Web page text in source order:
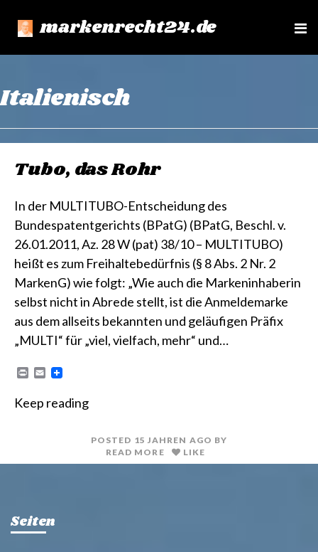
markenrecht24.de
e
Italienisch
Tubo, das Rohr
In der MULTITUBO-Entscheidung des
Bundespatentgerichts (BPatG) (BPatG, Beschl. v.
26.01.2011, Az. 28 W (pat) 38/10 – MULTITUBO)
heißt es zum Freihaltebedürfnis (§ 8 Abs. 2 Nr. 2
MarkenG) wie folgt: „Wie auch die Markeninhaberin
selbst nicht in Abrede stellt, ist die Anmeldemarke
aus dem allseits bekannten und geläufigen Präfix
„MULTI“ für „viel, vielfach, mehr“ und…
n
E
i
Keep reading
POSTED 15 JAHREN AGO BY
READ MORE
LIKE
Seiten